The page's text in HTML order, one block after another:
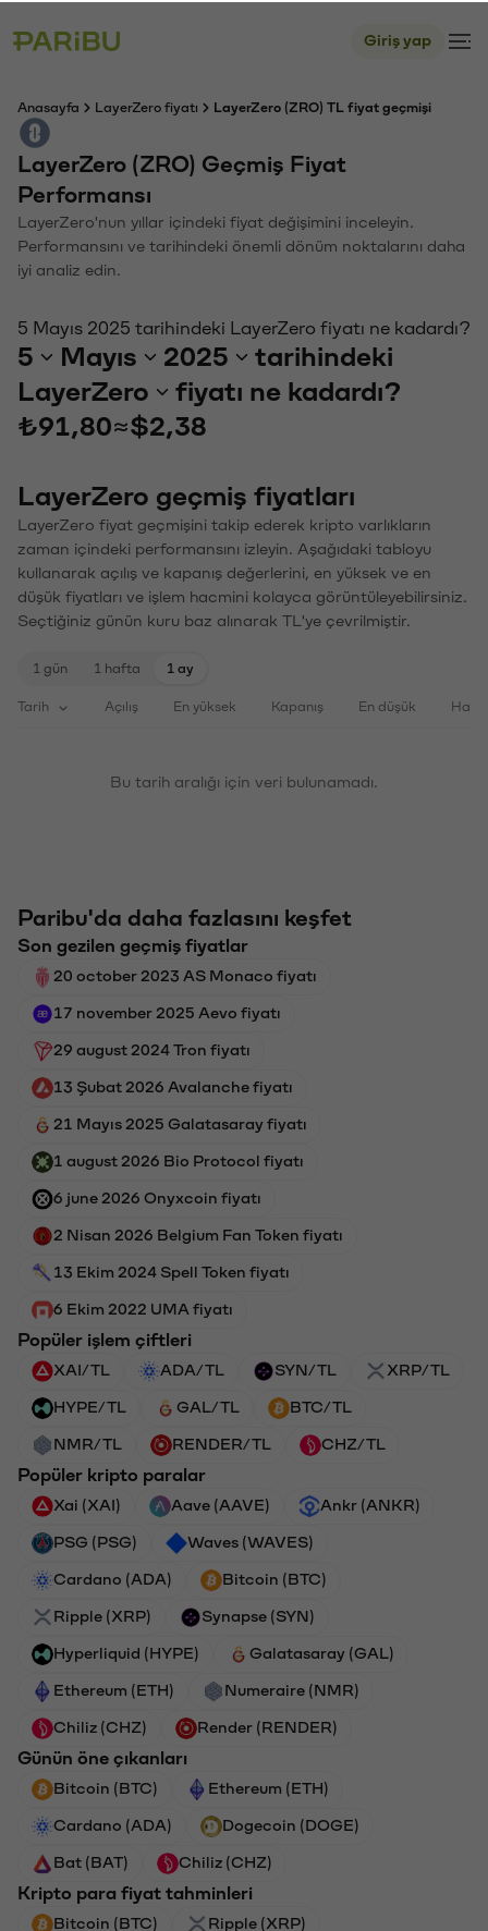
Giriş yap
Anasayfa LayerZero fiyatı LayerZero (ZRO) TL fiyat geçmişi
LayerZero (ZRO) Geçmiş Fiyat
Performansı
LayerZero'nun yıllar içindeki fiyat değişimini inceleyin.
Performansını ve tarihindeki önemli dönüm noktalarını daha
iyi analiz edin.
5 Mayıs 2025 tarihindeki LayerZero fiyatı ne kadardı?
5 Mayıs 2025
tarihindeki
LayerZero
fiyatı ne kadardı?
₺91,80≈$2,38
LayerZero geçmiş fiyatları
LayerZero fiyat geçmişini takip ederek kripto varlıkların
zaman içindeki performansını izleyin. Aşağıdaki tabloyu
kullanarak açılış ve kapanış değerlerini, en yüksek ve en
düşük fiyatları ve işlem hacmini kolayca görüntüleyebilirsiniz.
Seçtiğiniz günün kuru baz alınarak TL'ye çevrilmiştir.
1 gün 1 hafta 1 ay
Tarih Açılış En yüksek Kapanış En düşük
Bu tarih aralığı için veri bulunamadı.
Paribu'da daha fazlasını keşfet
Son gezilen geçmiş fiyatlar
20 october 2023 AS Monaco fiyatı
17 november 2025 Aevo fiyatı
29 august 2024 Tron fiyatı
13 Şubat 2026 Avalanche fiyatı
21 Mayıs 2025 Galatasaray fiyatı
1 august 2026 Bio Protocol fiyatı
6 june 2026 Onyxcoin fiyatı
2 Nisan 2026 Belgium Fan Token fiyatı
13 Ekim 2024 Spell Token fiyatı
6 Ekim 2022 UMA fiyatı
Popüler işlem çiftleri
XAI/TL ADA/TL SYN/TL XRP/TL
HYPE/TL GAL/TL BTC/TL
NMR/TL RENDER/TL CHZ/TL
Popüler kripto paralar
Xai (XAI) Aave (AAVE) Ankr (ANKR)
PSG (PSG) Waves (WAVES)
Cardano (ADA) Bitcoin (BTC)
Ripple (XRP) Synapse (SYN)
Hyperliquid (HYPE) Galatasaray (GAL)
Ethereum (ETH) Numeraire (NMR)
Chiliz (CHZ) Render (RENDER)
Günün öne çıkanları
Bitcoin (BTC) Ethereum (ETH)
Cardano (ADA) Dogecoin (DOGE)
Bat (BAT) Chiliz (CHZ)
Kripto para fiyat tahminleri
Bitcoin (BTC) Ripple (XRP)